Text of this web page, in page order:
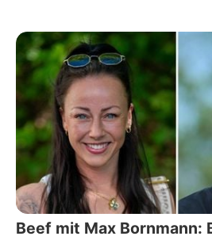
Beef mit Max Bornmann: